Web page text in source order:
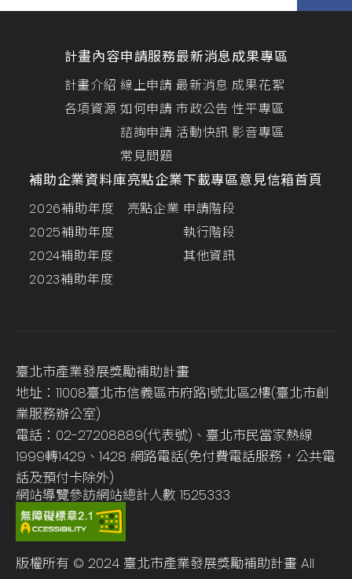
計畫內容
計畫介紹
各項資源
申請服務
線上申請
如何申請
諮詢申請
常見問題
最新消息
最新消息
市政公告
活動快訊
成果專區
成果花絮
性平專區
影音專區
補助企業資料庫
2026補助年度
2025補助年度
2024補助年度
2023補助年度
亮點企業
亮點企業
下載專區
申請階段
執行階段
其他資訊
意見信箱首頁
臺北市產業發展獎勵補助計畫
地址：11008臺北市信義區市府路1號北區2樓(臺北市創
業服務辦公室)
電話：02-27208889(代表號)、臺北市民當家熱線
1999轉1429、1428 網路電話(免付費電話服務，公共電
話及預付卡除外)
網站導覽參訪網站總計人數 1525333
版權所有 © 2024 臺北市產業發展獎勵補助計畫 All